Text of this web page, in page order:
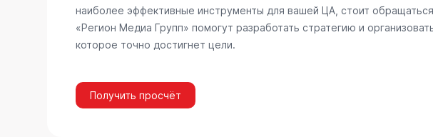
наиболее эффективные инструменты для вашей ЦА, стоит
«Регион Медиа Групп» помогут разработать стратегию и
которое точно достигнет цели.
Получить просчёт